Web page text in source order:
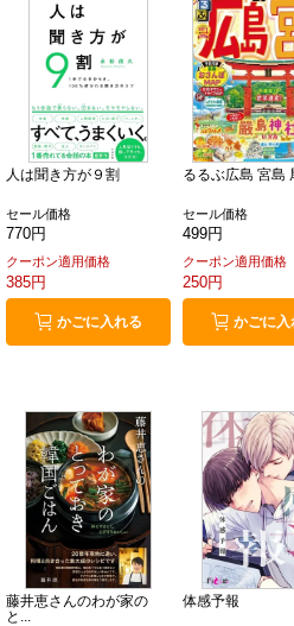
人は聞き方が９割
セール価格
770円
クーポン適用価格
385円
かごに入れる
るるぶ広島 宮島
セール価格
499円
クーポン適用価格
250円
かごに入
藤井恵さんのわが家の
と...
体感予報